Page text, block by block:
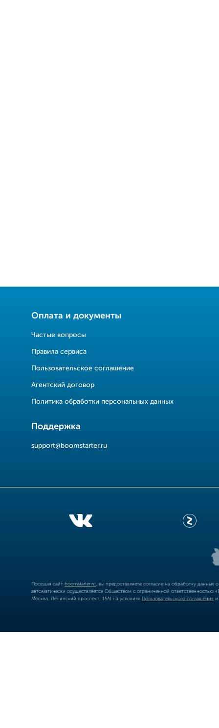
Оплата и документы
Частые вопросы
Правила сервиса
Пользовательское соглашение
Агентский договор
Политика обработки персональных данных
Поддержка
support@boomstarter.ru
Посещая сайт boomstarter.ru , вы предоставляете согласие на обработку
автоматически осуществляется Обществом с ограниченной
Москва, Ленинский проспект, 15А) на условиях Пользовательского соглашения и